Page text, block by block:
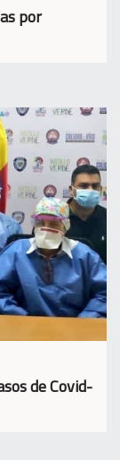
por
de Covid-